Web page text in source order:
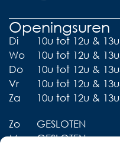
Openingsuren
Di
10u tot 12u &
Wo
10u tot 12u &
Do
10u tot 12u &
Vr
10u tot 12u &
Za
10u tot 12u &
Zo
GESLOTEN
Ma
GESLOTEN